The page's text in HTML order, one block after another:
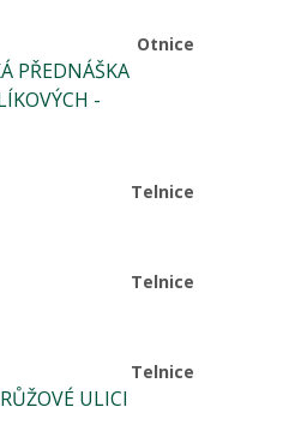
Otnice
PŘEDNÁŠKA
-
Telnice
Telnice
Telnice
ULICI